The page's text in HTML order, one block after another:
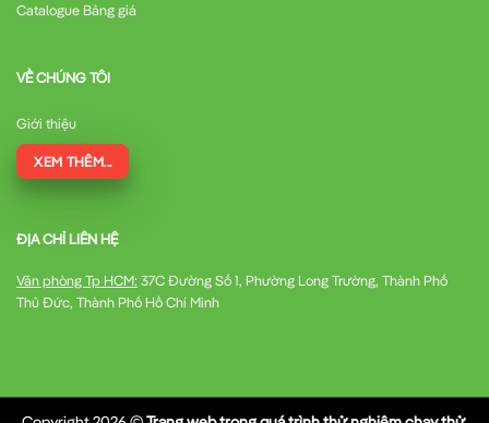
Catalogue Bảng giá
VỀ CHÚNG TÔI
Giới thiệu
XEM THÊM...
ĐỊA CHỈ LIÊN HỆ
Văn phòng Tp HCM: 37C Đường Số 1, Phường Long Trường, Thành Phố
Thủ Đức, Thành Phố Hồ Chí Minh